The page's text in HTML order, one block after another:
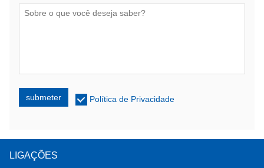
submeter Política de Privacidade
LIGAÇÕES